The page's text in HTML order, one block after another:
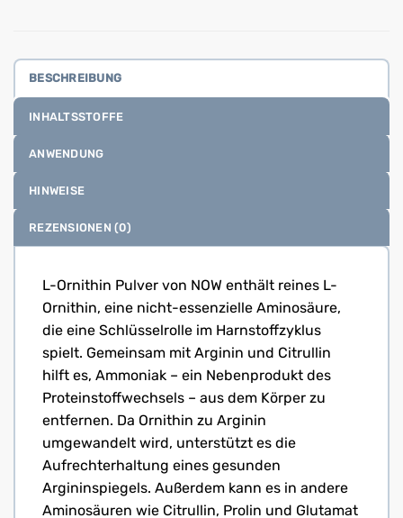
BESCHREIBUNG
INHALTSSTOFFE
ANWENDUNG
HINWEISE
REZENSIONEN (0)
L-Ornithin Pulver von NOW enthält reines L-
Ornithin, eine nicht-essenzielle Aminosäure,
die eine Schlüsselrolle im Harnstoffzyklus
spielt. Gemeinsam mit Arginin und Citrullin
hilft es, Ammoniak – ein Nebenprodukt des
Protein­stoffwechsels – aus dem Körper zu
entfernen. Da Ornithin zu Arginin
umgewandelt wird, unterstützt es die
Aufrechterhaltung eines gesunden
Argininspiegels. Außerdem kann es in andere
Aminosäuren wie Citrullin, Prolin und Glutamat